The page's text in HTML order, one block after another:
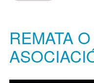
REMATA